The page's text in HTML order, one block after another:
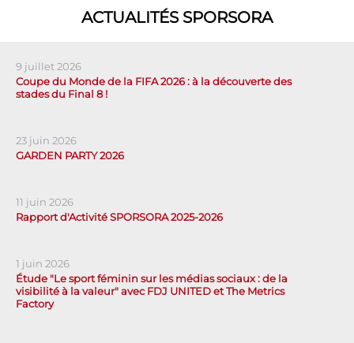
ACTUALITÉS SPORSORA
9 juillet 2026
Coupe du Monde de la FIFA 2026 : à la découverte des
stades du Final 8 !
23 juin 2026
GARDEN PARTY 2026
11 juin 2026
Rapport d'Activité SPORSORA 2025-2026
1 juin 2026
Étude "Le sport féminin sur les médias sociaux : de la
visibilité à la valeur" avec FDJ UNITED et The Metrics
Factory